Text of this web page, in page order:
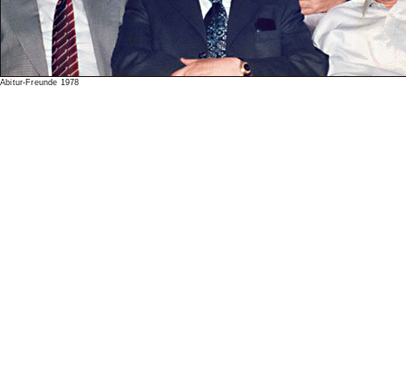
Abitur-Freunde 1978